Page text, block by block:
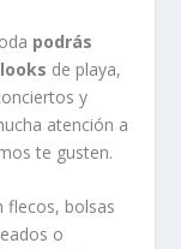
podrás
de playa,
y
atención a
te gusten.
flecos, bolsas
o